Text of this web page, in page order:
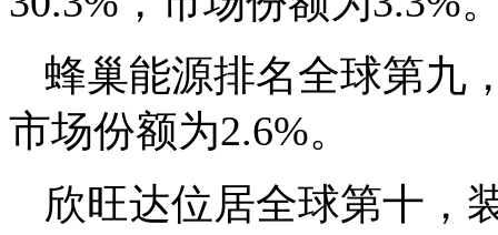
蜂巢能源排名全球第九
市场份额为2.6%。
欣旺达位居全球第十，